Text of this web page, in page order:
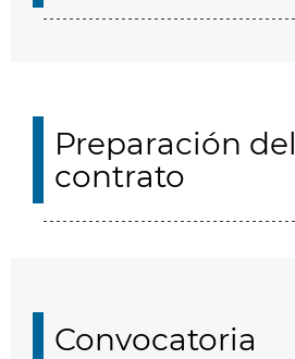
Preparación del
contrato
Convocatoria